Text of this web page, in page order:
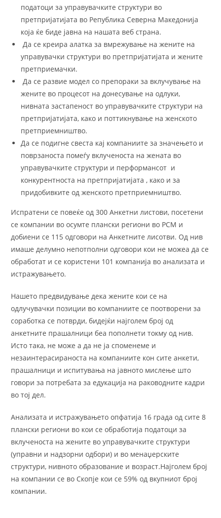
податоци за управувачките структури во
претпријатијата во Република Северна Македонија
која ќе биде јавна на нашата веб страна.
Да се креира алатка за вмрежување на жените на
управувачки структури во претпријатијата и жените
претприемачки.
Да се развие модел со препораки за вклучување на
жените во процесот на донесување на одлуки,
нивната застапеност во управувачките структури на
претпријатијата, како и поттикнување на женското
претприемништво.
Да се подигне свеста кај компаниите за значењето и
поврзаноста помеѓу вклученоста на жената во
управувачките структури и перформансот и
конкурентноста на претпријатијата , како и за
придобивките од женското претприемништво.
Испратени се повеќе од 300 Анкетни листови, посетени
се компании во осумте плански региони во РСМ и
добиени се 115 одговори на Анкетните лисотви. Од нив
имаше делумно непотполни одговори кои не можеа да се
обработат и се користени 101 компанија во анализата и
истражувањето.
Нашето предвидување дека жените кои се на
одлучувачки позиции во компаниите се поотворени за
соработка се потврди, бидејќи најголем број од
анкетните прашалници беа пополнети токму од нив.
Исто така, не може а да не ја споменеме и
незаинтерасираноста на компаниите кон сите анкети,
прашалници и испитувања на јавното мислењe што
говори за потребата за едукација на раководните кадри
во тој дел.
Анализата и истражувањето опфатија 16 града од сите 8
плански региони во кои се обработија податоци за
вклученоста на жените во управувачките структури
(управни и надзорни одбори) и во менаџерските
структури, нивното образование и возраст.Најголем број
на компании се во Скопје кои се 59% од вкупниот број
компании.